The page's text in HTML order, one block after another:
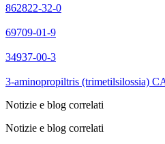
862822-32-0
69709-01-9
34937-00-3
3-aminopropiltris (trimetilsilossia)
Notizie e blog correlati
Notizie e blog correlati